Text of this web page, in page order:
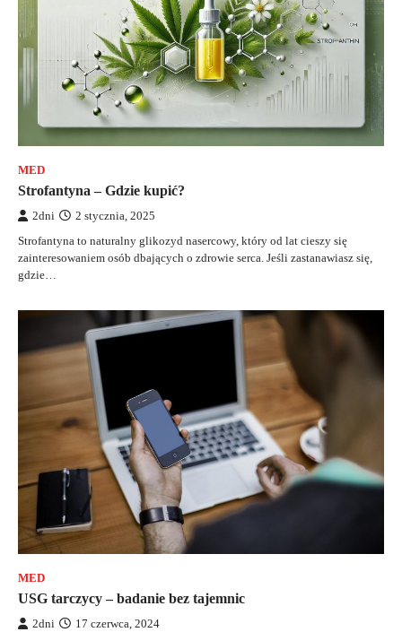
MED
Strofantyna – Gdzie kupić?
2dni 2 stycznia, 2025
Strofantyna to naturalny glikozyd nasercowy, który od lat cieszy się
zainteresowaniem osób dbających o zdrowie serca. Jeśli zastanawiasz się,
gdzie…
MED
USG tarczycy – badanie bez tajemnic
2dni 17 czerwca, 2024